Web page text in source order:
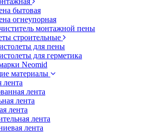
бытовая
огнеупорная
монтажной пены
строительные
для пены
для герметика
Neomid
материалы
лента
лента
лента
лента
лента
лента